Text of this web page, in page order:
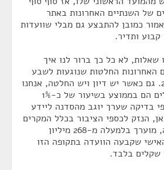
של השנתיים האחרונות באתר
כמובן להתבצע גם מבלי שוועדות
ותדיר.
לא כל כך ברור לנו איך
האחרונות החלטות שנוגעות לשבע
רשויות בלבד מתוך 250. גם כאשר יש דיון ויש החלטה, אנחנו
ראינו שהחיובים המוטלים הם בממוצע בשיעור של כ-1%
בדיקה שערך יוגב מהסדנה ליידע
הנזק לכספי הציבור בכלל המקרים
שנבדקו על ידי הוועדה, מוערך בלמעלה מ-268 מיליון
שקבעה הוועדה בתקופה הזו
שקלים בלבד.